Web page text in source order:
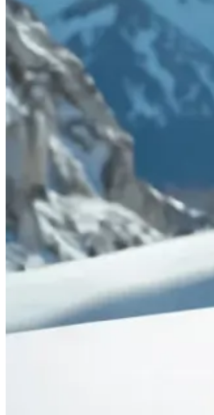
Entonces, ¿elegimos cómo
Las marcas no son las únicas que usan la IA
Estas apps recomiendan prendas basadas en
de vestir.
Pero ¿cómo impacta eso en nuestro estilo?
preguntas sobre el futuro de la moda en
hace sentir.